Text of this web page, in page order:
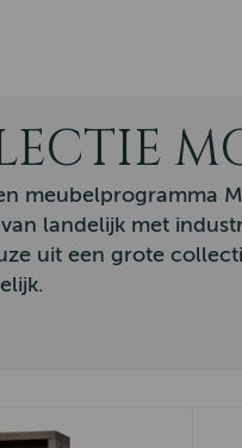
meubelprogramma
landelijk met
uit een grote